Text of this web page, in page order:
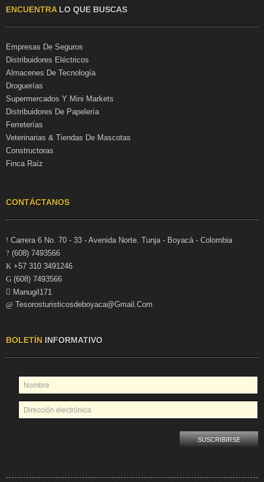
ENCUENTRALO QUE BUSCAS
Empresas De Seguros
Distribuidores Eléctricos
Almacenes De Tecnología
Droguerías
Supermercados Y Mini Markets
Distribuidores De Papelería
Ferreterías
Veterinarias & Tiendas De Mascotas
Constructoras
Finca Raíz
CONTÁCTANOS
Carrera 6 No. 70 - 33 - Avenida Norte. Tunja - Boyacá - Colombia
(608) 7493566
+57 310 3491246
(608) 7493566
Manugil171
Tesorosturisticosdeboyaca@gmail.com
BOLETÍN INFORMATIVO